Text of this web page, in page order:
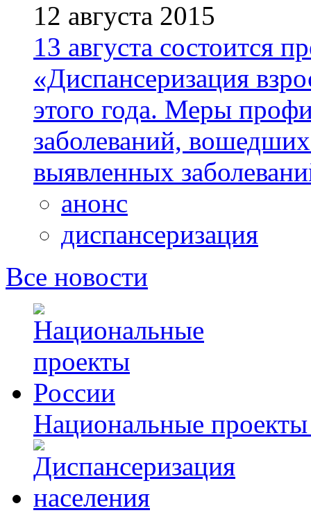
12 августа 2015
13 августа состоится
«Диспансеризация
этого года. Меры
заболеваний,
выявленных
анонс
диспансеризация
Все новости
Национальные